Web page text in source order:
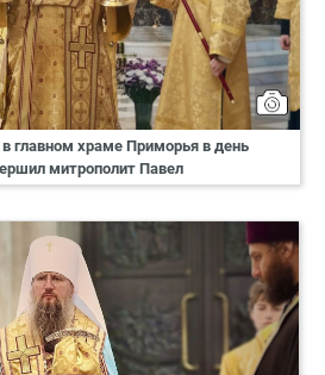
главном храме Приморья в день
митрополит Павел